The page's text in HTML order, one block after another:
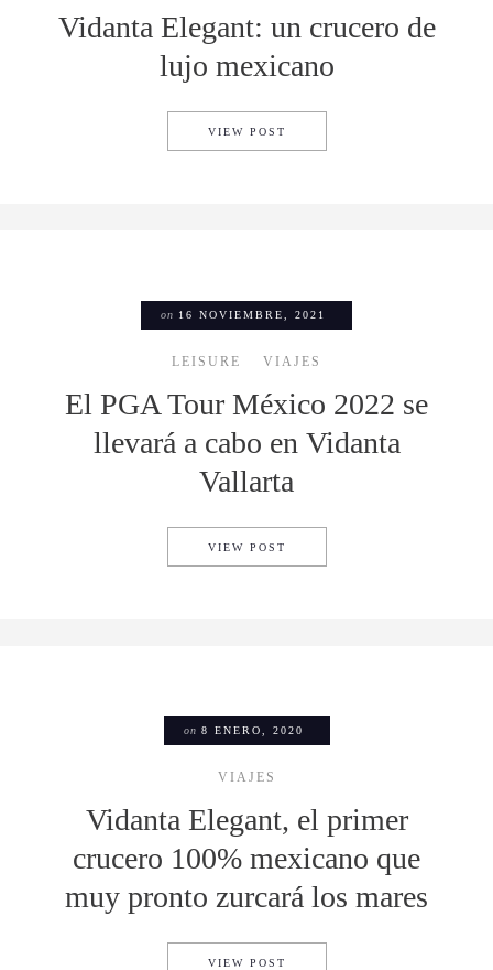
Vidanta Elegant: un crucero de
lujo mexicano
VIEW POST
on 16 NOVIEMBRE, 2021
LEISURE VIAJES
El PGA Tour México 2022 se
llevará a cabo en Vidanta
Vallarta
VIEW POST
on 8 ENERO, 2020
VIAJES
Vidanta Elegant, el primer
crucero 100% mexicano que
muy pronto zurcará los mares
VIEW POST